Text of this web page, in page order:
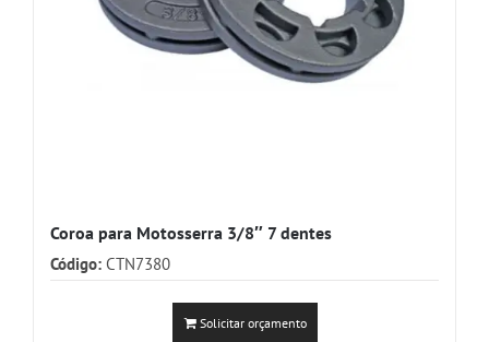
Coroa para Motosserra 3/8″ 7 dentes
Código: CTN7380
Solicitar orçamento